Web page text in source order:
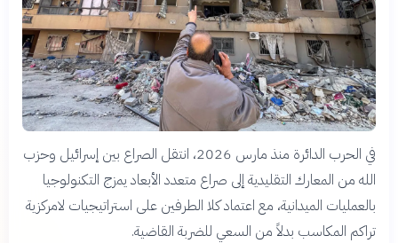
في الحرب الدائرة منذ مارس 2026، انتقل الصراع بين إسرائيل وحزب
الله من المعارك التقليدية إلى صراع متعدد الأبعاد يمزج التكنولوجيا
بالعمليات الميدانية، مع اعتماد كلا الطرفين على استراتيجيات لامركزية
تراكم المكاسب بدلاً من السعي للضربة القاضية.